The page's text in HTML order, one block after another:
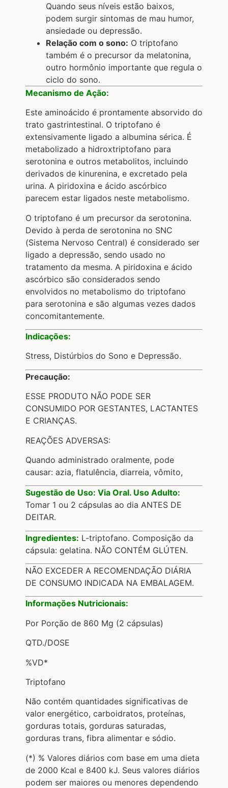
Quando seus níveis estão baixos,
podem surgir sintomas de mau humor,
ansiedade ou depressão.
Relação com o sono: O triptofano
também é o precursor da melatonina,
outro hormônio importante que regula o
ciclo do sono.
Mecanismo de Ação:
Este aminoácido é prontamente absorvido do
trato gastrintestinal. O triptofano é
extensivamente ligado a albumina sérica. É
metabolizado a hidroxtriptofano para
serotonina e outros metabolitos, incluindo
derivados de kinurenina, e excretado pela
urina. A piridoxina e ácido ascórbico
parecem estar ligados neste metabolismo.
O triptofano é um precursor da serotonina.
Devido à perda de serotonina no SNC
(Sistema Nervoso Central) é considerado ser
ligado a depressão, sendo usado no
tratamento da mesma. A piridoxina e ácido
ascórbico são considerados sendo
envolvidos no metabolismo do triptofano
para serotonina e são algumas vezes dados
concomitantemente.
Indicações:
Stress, Distúrbios do Sono e Depressão.
Precaução:
ESSE PRODUTO NÃO PODE SER
CONSUMIDO POR GESTANTES, LACTANTES
E CRIANÇAS.
REAÇÕES ADVERSAS:
Quando administrado oralmente, pode
causar: azia, flatulência, diarreia, vômito,
Sugestão de Uso: Via Oral. Uso Adulto:
Tomar 1 ou 2 cápsulas ao dia ANTES DE
DEITAR.
Ingredientes: L-triptofano. Composição da
cápsula: gelatina. NÃO CONTÉM GLÚTEN.
NÃO EXCEDER A RECOMENDAÇÃO DIÁRIA
DE CONSUMO INDICADA NA EMBALAGEM.
Informações Nutricionais:
Por Porção de 860 Mg (2 cápsulas)
QTD./DOSE
%VD*
Triptofano
Não contém quantidades significativas de
valor energético, carboidratos, proteínas,
gorduras totais, gorduras saturadas,
gorduras trans, fibra alimentar e sódio.
(*) % Valores diários com base em uma dieta
de 2000 Kcal e 8400 kJ. Seus valores diários
podem ser maiores ou menores dependendo